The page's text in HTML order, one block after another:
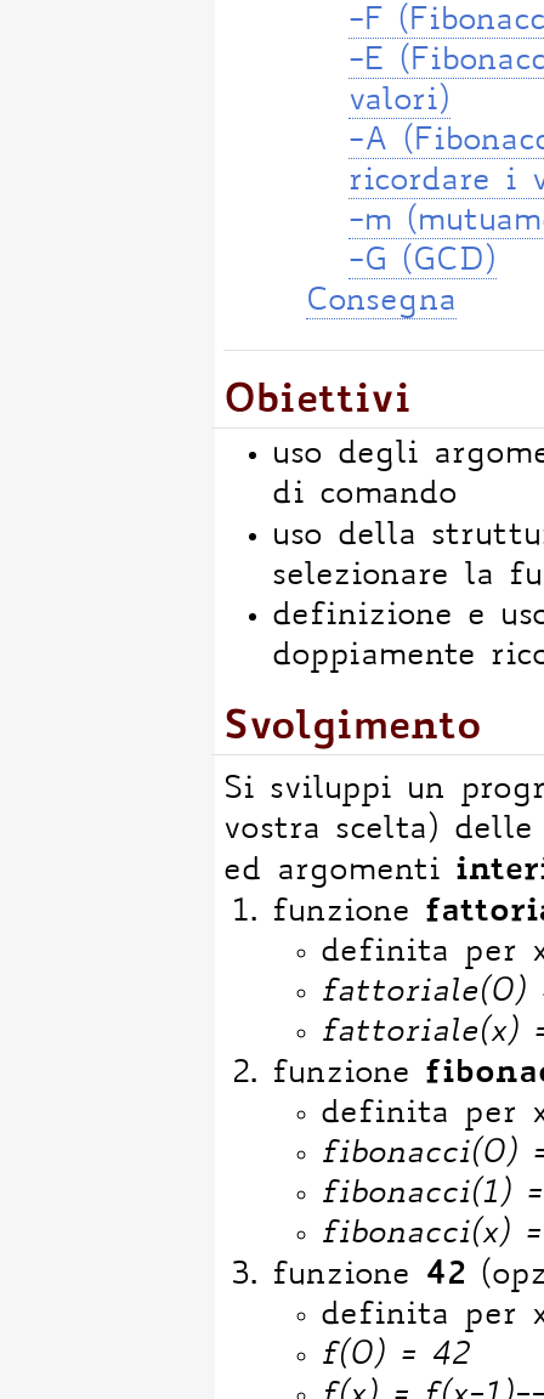
-F
-E
valori)
-A
ricordare i
-m
-G (GCD)
Consegna
Obiettivi
uso degli
di comando
uso della
selezionare la
definizione e
doppiamente
Svolgimento
Si sviluppi un
vostra scelta)
ed argomenti
funzione
definita per
fattoriale(0)
fattoriale(x)
funzione
definita per
fibonacci(0)
fibonacci(1)
fibonacci(x)
funzione 42
definita per
f(0) = 42